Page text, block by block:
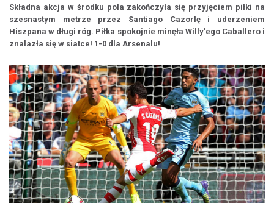
Składna akcja w środku pola zakończyła się przyjęciem piłki na
szesnastym metrze przez Santiago Cazorlę i uderzeniem
Hiszpana w długi róg. Piłka spokojnie minęła Willy'ego Caballero i
znalazła się w siatce! 1-0 dla Arsenalu!